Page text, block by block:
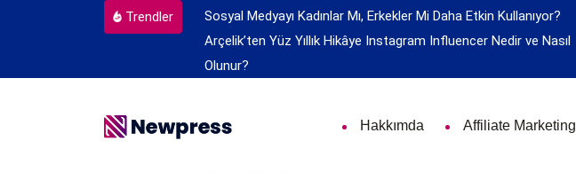
Trendler
Sosyal Medyayı Kadınlar Mı, Erkekler Mi Daha Etkin Kullanıyor?
Arçelik’ten Yüz Yıllık Hikâye Instagram Influencer Nedir ve Nasıl
Olunur?
Hakkımda Affiliate Marketing